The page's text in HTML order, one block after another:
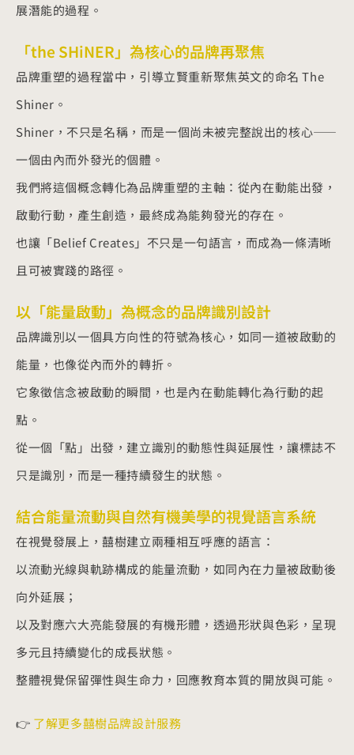
展潛能的過程。
「the SHiNER」為核心的品牌再聚焦
品牌重塑的過程當中，引導立賢重新聚焦英文的命名 The
Shiner。
Shiner，不只是名稱，而是一個尚未被完整說出的核心——
一個由內而外發光的個體。
我們將這個概念轉化為品牌重塑的主軸：從內在動能出發，
啟動行動，產生創造，最終成為能夠發光的存在。
也讓「Belief Creates」不只是一句語言，而成為一條清晰
且可被實踐的路徑。
以「能量啟動」為概念的品牌識別設計
品牌識別以一個具方向性的符號為核心，如同一道被啟動的
能量，也像從內而外的轉折。
它象徵信念被啟動的瞬間，也是內在動能轉化為行動的起
點。
從一個「點」出發，建立識別的動態性與延展性，讓標誌不
只是識別，而是一種持續發生的狀態。
結合能量流動與自然有機美學的視覺語言系統
在視覺發展上，囍樹建立兩種相互呼應的語言：
以流動光線與軌跡構成的能量流動，如同內在力量被啟動後
向外延展；
以及對應六大亮能發展的有機形體，透過形狀與色彩，呈現
多元且持續變化的成長狀態。
整體視覺保留彈性與生命力，回應教育本質的開放與可能。
👉 了解更多囍樹品牌設計服務